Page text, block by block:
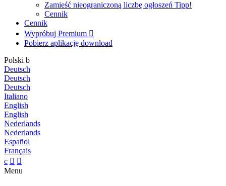
Zamieść nieograniczoną liczbę ogłoszeń Tipp!
Cennik
Cennik
Wypróbuj Premium 
Pobierz aplikację download
Polski b
Deutsch
Deutsch
Deutsch
Italiano
English
English
Nederlands
Nederlands
Español
Français
c  
Menu